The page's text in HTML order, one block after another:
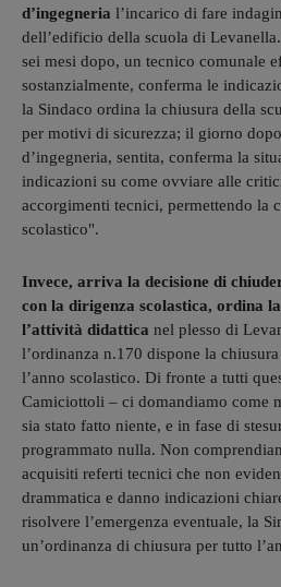
d’ingegneria l’incarico di fare
dell’edificio della scuola di
sei mesi dopo, un tecnico comunale
sostanzialmente, conferma le
la Sindaco ordina la chiusura della
per motivi di sicurezza; il giorno dopo
d’ingegneria, sentita, conferma la
indicazioni su come ovviare alle
accorgimenti tecnici, permettendo la
scolastico".
Invece, arriva la decisione di
con la dirigenza scolastica, ordina
l’attività didattica nel plesso di
l’ordinanza n.170 dispone la
l’anno scolastico. Di fronte a tutti
Camiciottoli – ci domandiamo come
sia stato fatto niente, e in fase di
programmato nulla. Non
acquisiti referti tecnici che non
drammatica e danno indicazioni
risolvere l’emergenza eventuale, la
un’ordinanza di chiusura per tutto